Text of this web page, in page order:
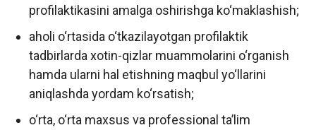
profilaktikasini amalga oshirishga ko‘maklashish;
aholi o‘rtasida o‘tkazilayotgan profilaktik
tadbirlarda xotin-qizlar muammolarini o‘rganish
hamda ularni hal etishning maqbul yo‘llarini
aniqlashda yordam ko‘rsatish;
o‘rta, o‘rta maxsus va professional ta’lim